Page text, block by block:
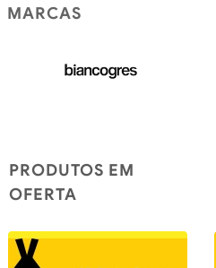
MARCAS
PRODUTOS EM
OFERTA